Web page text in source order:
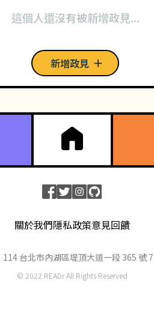
這個人還沒有被新增政見...
新增政見
關於我們隱私政策意見回饋
114 台北市內湖區堤頂大道一段 365 號
© 2022 READr All Rights Reserved